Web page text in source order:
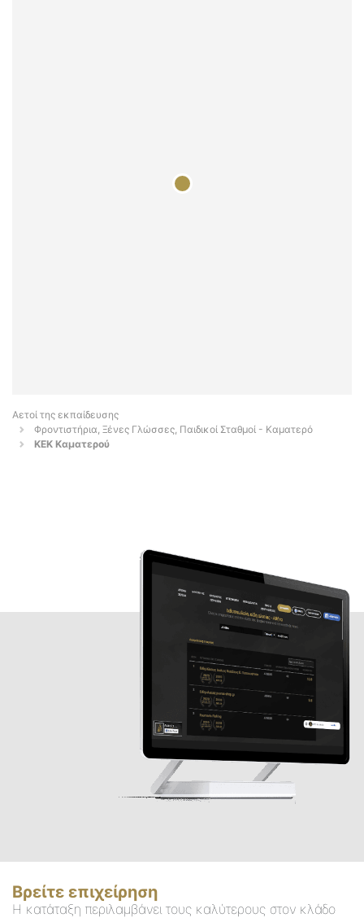
Αετοί της εκπαίδευσης
Φροντιστήρια, Ξένες Γλώσσες, Παιδικοί Σταθμοί - Καματερό
ΚΕΚ Καματερού
Βρείτε επιχείρηση
Η κατάταξη περιλαμβάνει τους καλύτερους στον κλάδο